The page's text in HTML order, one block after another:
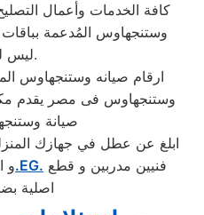
كافة الخدمات وأعمال
وستنجهاوس المُدعمة
ليس لها مثيل.
ارقام صيانه وستنجهاوس
وستنجهاوس فى مصر يقدم
صيانة
ابلغ عن عطل في جهازك
و.EG.
اصلية